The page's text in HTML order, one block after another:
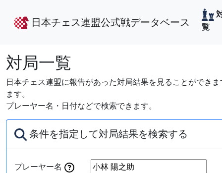
日本チェス連盟公式戦データベース
覧
対局一覧
日本チェス連盟に報告があった対局結果を見ることができ
ます。
プレーヤー名・日付などで検索できます。
条件を指定して対局結果を検索する
プレーヤー名